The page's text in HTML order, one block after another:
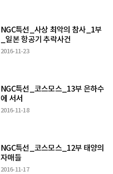
NGC특선_사상 최악의 참사_1부
_일본 항공기 추락사건
2016-11-23
NGC특선_코스모스_13부 은하수
에 서서
2016-11-18
NGC특선_코스모스_12부 태양의
자매들
2016-11-17